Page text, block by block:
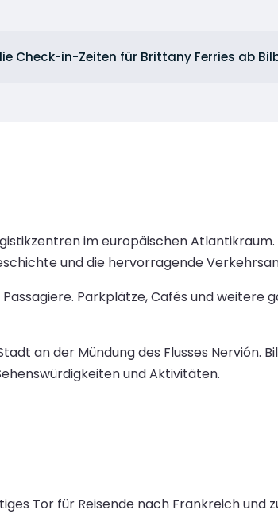
Check-in-Zeiten für Brittany Ferries ab
im europäischen
und die hervorragende
Parkplätze, Cafés und
an der Mündung des Flusses
und Aktivitäten.
Tor für Reisende nach Frankreich und